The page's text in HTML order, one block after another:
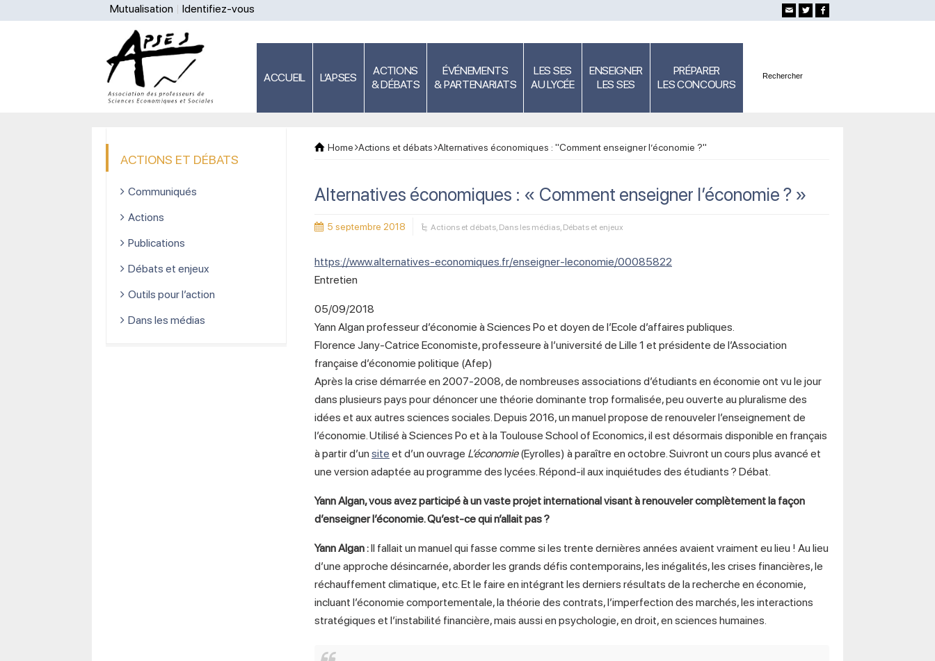
Mutualisation Identifiez-vous
ACCUEIL L’APSES
ACTIONS
& DÉBATS
ÉVÉNEMENTS
& PARTENARIATS
LES SES
AU LYCÉE
ENSEIGNER
LES SES
PRÉPARER
LES CONCOURS
Home Actions et débats Alternatives économiques : "Comment enseigner l’économie ?"
Alternatives économiques : « Comment enseigner l’économie ? »
5 septembre 2018 Actions et débats, Dans les médias, Débats et enjeux
https://www.alternatives-economiques.fr/enseigner-leconomie/00085822
Entretien
05/09/2018
Yann Algan professeur d’économie à Sciences Po et doyen de l’Ecole d’affaires publiques.
Florence Jany-Catrice Economiste, professeure à l’université de Lille 1 et présidente de l’Association
française d’économie politique (Afep)
Après la crise démarrée en 2007-2008, de nombreuses associations d’étudiants en économie ont vu le jour
dans plusieurs pays pour dénoncer une théorie dominante trop formalisée, peu ouverte au pluralisme des
idées et aux autres sciences sociales. Depuis 2016, un manuel propose de renouveler l’enseignement de
l’économie. Utilisé à Sciences Po et à la Toulouse School of Economics, il est désormais disponible en français
à partir d’un site et d’un ouvrage L’économie(Eyrolles) à paraître en octobre. Suivront un cours plus avancé et
une version adaptée au programme des lycées. Répond-il aux inquiétudes des étudiants ? Débat.
Yann Algan, vous avez participé à un vaste projet international visant à renouveler complètement la façon
d’enseigner l’économie. Qu’est-ce qui n’allait pas ?
Yann Algan:Il fallait un manuel qui fasse comme si les trente dernières années avaient vraiment eu lieu ! Au lieu
d’une approche désincarnée, aborder les grands défis contemporains, les inégalités, les crises financières, le
réchauffement climatique, etc. Et le faire en intégrant les derniers résultats de la recherche en économie,
incluant l’économie comportementale, la théorie des contrats, l’imperfection des marchés, les interactions
stratégiques et l’instabilité financière, mais aussi en psychologie, en droit, en sciences humaines.
ACTIONS ET DÉBATS
Communiqués
Actions
Publications
Débats et enjeux
Outils pour l’action
Dans les médias